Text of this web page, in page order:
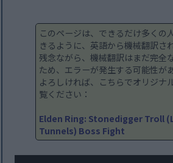
このページは、できるだけ多くの
きるように、英語から機械翻訳さ
残念ながら、機械翻訳はまだ完全
ため、エラーが発生する可能性が
よろしければ、こちらでオリジナ
覧ください：
Elden Ring: Stonedigger Troll
Tunnels) Boss Fight